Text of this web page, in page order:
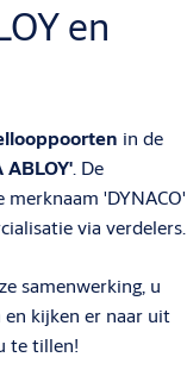
en
in de
. De
'DYNACO'
via verdelers.
samenwerking, u
kijken er naar uit
te tillen!